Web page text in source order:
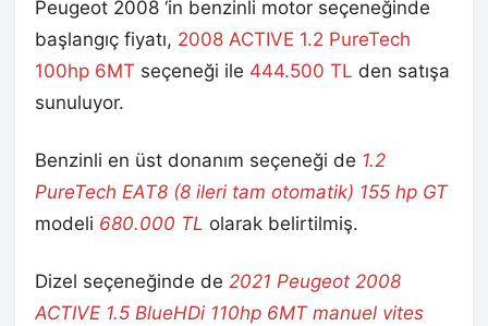
Peugeot 2008 ‘in benzinli motor seçeneğinde
başlangıç fiyatı, 2008 ACTIVE 1.2 PureTech
100hp 6MT seçeneği ile 444.500 TL den satışa
sunuluyor.
Benzinli en üst donanım seçeneği de 1.2
PureTech EAT8 (8 ileri tam otomatik) 155 hp GT
modeli 680.000 TL olarak belirtilmiş.
Dizel seçeneğinde de 2021 Peugeot 2008
ACTIVE 1.5 BlueHDi 110hp 6MT manuel vites